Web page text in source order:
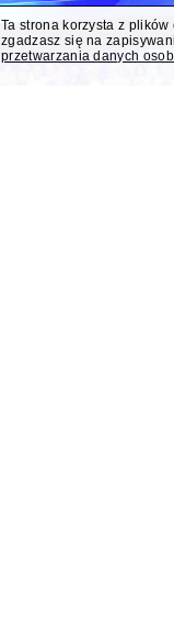
Ta strona korzysta z
zgadzasz się na
przetwarzania danych